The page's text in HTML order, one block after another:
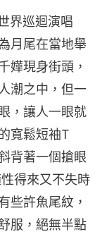
界巡迴演唱
月尾在當地舉
嬅現身街頭，
潮之中，但一
，讓人一眼就
寬鬆短袖T
背著一個搶眼
得來又不失時
些許魚尾紋，
服，絕無半點